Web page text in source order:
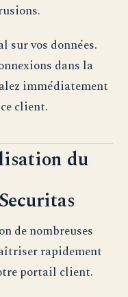
sur vos données.
dans la
immédiatement
client.
du
de nombreuses
rapidement
portail client.